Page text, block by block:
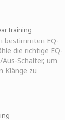
training
bestimmten EQ-
die richtige EQ-
Schalter, um
Klänge zu